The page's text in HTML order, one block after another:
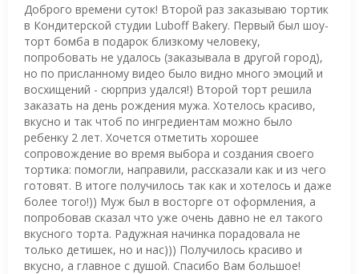
Доброго времени суток! Второй раз заказываю тортик
в Кондитерской студии Luboff Bakery. Первый был шоу-
торт бомба в подарок близкому человеку,
попробовать не удалось (заказывала в другой город),
но по присланному видео было видно много эмоций и
восхищений - сюрприз удался!) Второй торт решила
заказать на день рождения мужа. Хотелось красиво,
вкусно и так чтоб по ингредиентам можно было
ребенку 2 лет. Хочется отметить хорошее
сопровождение во время выбора и создания своего
тортика: помогли, направили, рассказали как и из чего
готовят. В итоге получилось так как и хотелось и даже
более того!)) Муж был в восторге от оформления, а
попробовав сказал что уже очень давно не ел такого
вкусного торта. Радужная начинка порадовала не
только детишек, но и нас))) Получилось красиво и
вкусно, а главное с душой. Спасибо Вам большое!